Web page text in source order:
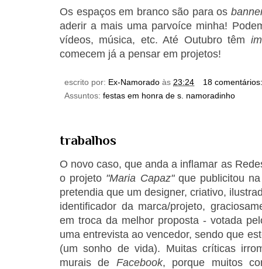
Os espaços em branco são para os
aderir a mais uma parvoíce minha!
vídeos, música, etc. Até Outubro têm
comecem já a pensar em projetos!
escrito por: Ex-Namorado às 23:24
18
Assuntos: festas em honra de s. namoradinho
trabalhos
O novo caso, que anda a inflamar as
o projeto "Maria Capaz"que publicitou
pretendia que um designer, criativo,
identificador da marca/projeto,
em troca da melhor proposta - votada
uma entrevista ao vencedor, sendo que
(um sonho de vida). Muitas críticas
murais de Facebook, porque muitos